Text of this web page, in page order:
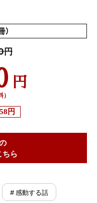
円
円
円
ちら
# 感動する話